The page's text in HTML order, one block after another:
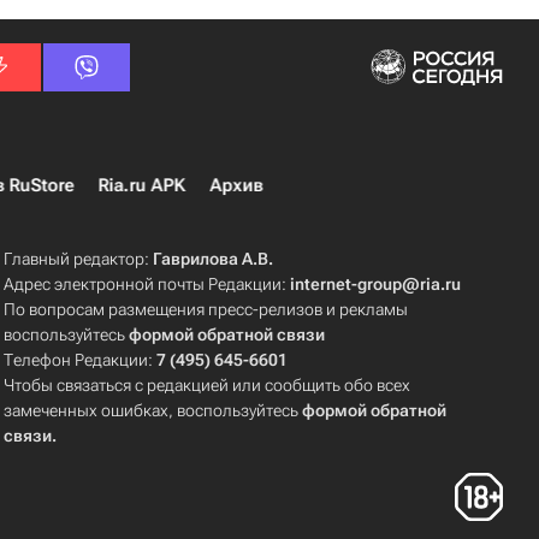
RuStore Ria.ru APK Архив
Главный редактор: Гаврилова А.В.
Адрес электронной почты Редакции:internet-group@ria.ru
По вопросам размещения пресс-релизов и рекламы
воспользуйтесьформой обратной связи
Телефон Редакции:7 (495) 645-6601
Чтобы связаться с редакцией или сообщить обо всех
замеченных ошибках, воспользуйтесьформой обратной
связи.